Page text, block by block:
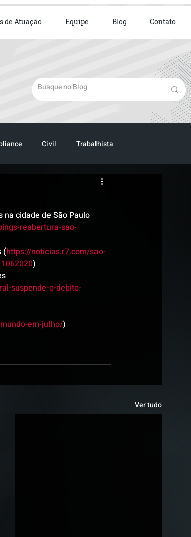
de Atuação Equipe Blog Contato
Civil Trabalhista
LOGISTICA
cidade de São Paulo
reabertura-sao-
(https://noticias.r7.com/sao-
)
suspende-o-debito-
em-julho/)
Ver tudo